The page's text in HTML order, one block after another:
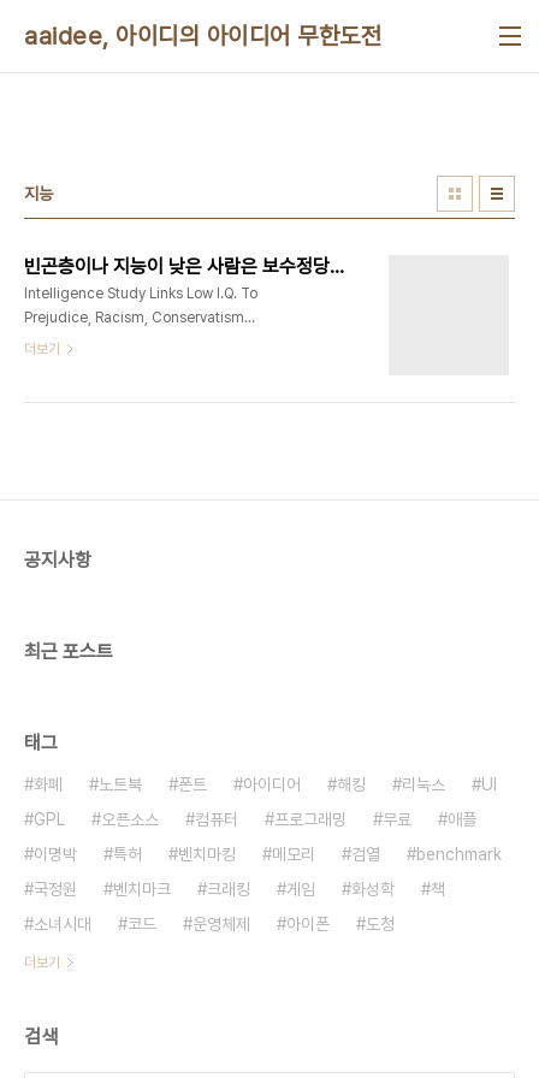
aaidee, 아이디의 아이디어 무한도전
지능
빈곤층이나 지능이 낮은 사람은 보수정당에 투표한다는 기사 모음
Intelligence Study Links Low I.Q. To
Prejudice, Racism, Conservatism
http://www.huffingtonpost.com/2012/01/27/intelligence-
더보기
공지사항
최근 포스트
태그
화폐 노트북 폰트 아이디어 해킹 리눅스
UI
GPL
오픈소스 컴퓨터 프로그래밍 무료
애플
이명박
특허 벤치마킹 메모리 검열
benchmark
국정원
벤치마크 크래킹 게임 화성학
책
소녀시대
코드 운영체제 아이폰 도청
더보기
검색